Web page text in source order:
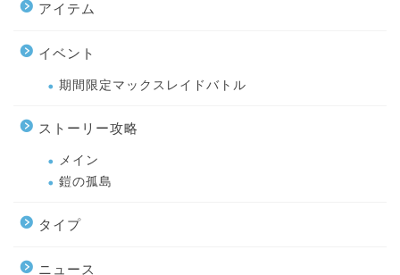
アイテム
イベント
期間限定マックスレイドバトル
ストーリー攻略
メイン
鎧の孤島
タイプ
ニュース